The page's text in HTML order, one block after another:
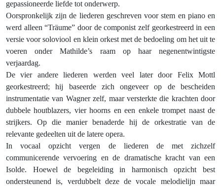
gepassioneerde liefde tot onderwerp.
Oorspronkelijk zijn de liederen geschreven voor stem en piano en
werd alleen “Träume” door de componist zelf georkestreerd in een
versie voor soloviool en klein orkest met de bedoeling om het uit te
voeren onder Mathilde’s raam op haar negenentwintigste
verjaardag.
De vier andere liederen werden veel later door Felix Mottl
georkestreerd; hij baseerde zich ongeveer op de bescheiden
instrumentatie van Wagner zelf, maar versterkte die krachten door
dubbele houtblazers, vier hoorns en een enkele trompet naast de
strijkers. Op die manier benaderde hij de orkestratie van de
relevante gedeelten uit de latere opera.
In vocaal opzicht vergen de liederen de met zichzelf
communicerende vervoering en de dramatische kracht van een
Isolde. Hoewel de begeleiding in harmonisch opzicht best
ondersteunend is, verdubbelt deze de vocale melodielijn maar